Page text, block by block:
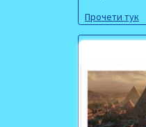
Прочети тук